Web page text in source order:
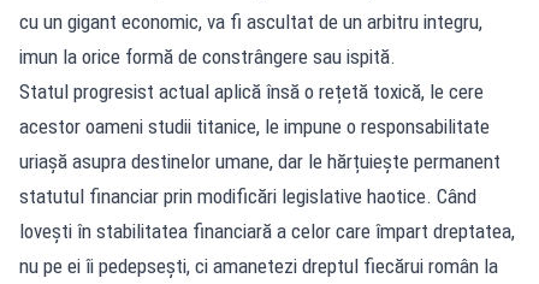
cu un gigant economic, va fi ascultat de un arbitru integru,
imun la orice formă de constrângere sau ispită.
Statul progresist actual aplică însă o rețetă toxică, le cere
acestor oameni studii titanice, le impune o responsabilitate
uriașă asupra destinelor umane, dar le hărțuiește permanent
statutul financiar prin modificări legislative haotice. Când
lovești în stabilitatea financiară a celor care împart dreptatea,
nu pe ei îi pedepsești, ci amanetezi dreptul fiecărui român la